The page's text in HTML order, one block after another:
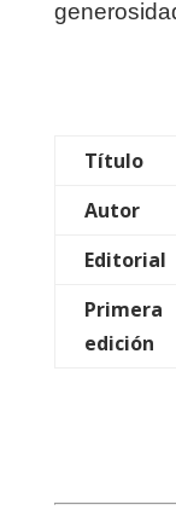
Título
Autor
Editorial
Primera
edición